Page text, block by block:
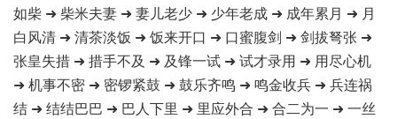
如柴 ➜ 柴米夫妻 ➜ 妻儿老少 ➜ 少年老成 ➜ 成年累月 ➜ 月
白风清 ➜ 清茶淡饭 ➜ 饭来开口 ➜ 口蜜腹剑 ➜ 剑拔弩张 ➜
张皇失措 ➜ 措手不及 ➜ 及锋一试 ➜ 试才录用 ➜ 用尽心机
➜ 机事不密 ➜ 密锣紧鼓 ➜ 鼓乐齐鸣 ➜ 鸣金收兵 ➜ 兵连祸
结 ➜ 结结巴巴 ➜ 巴人下里 ➜ 里应外合 ➜ 合二为一 ➜ 一丝